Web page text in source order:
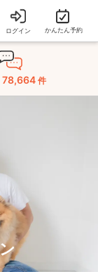
ログイン かんたん予約
78,664 件